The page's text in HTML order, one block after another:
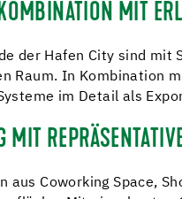
MIT
der Hafen City sind
Raum. In Kombination
im Detail als
MIT
aus Coworking Space,